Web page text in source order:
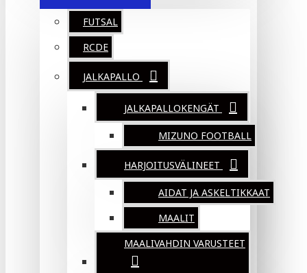
FUTSAL
RCDE
JALKAPALLO
JALKAPALLOKENGÄT
MIZUNO FOOTBALL
HARJOITUSVÄLINEET
AIDAT JA ASKELTIKKAAT
MAALIT
MAALIVAHDIN VARUSTEET